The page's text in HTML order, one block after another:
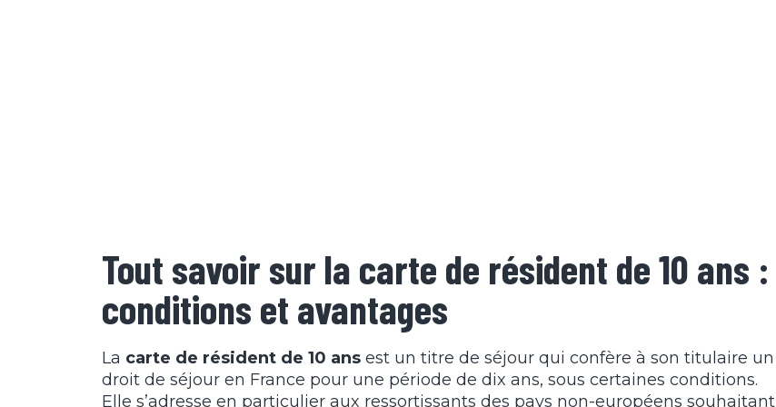
Tout savoir sur la carte de résident de 10 ans :
conditions et avantages
La carte de résident de 10 ans est un titre de séjour qui confère à son titulaire un
droit de séjour en France pour une période de dix ans, sous certaines conditions.
Elle s’adresse en particulier aux ressortissants des pays non-européens souhaitant